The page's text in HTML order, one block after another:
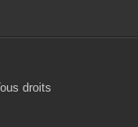
droits